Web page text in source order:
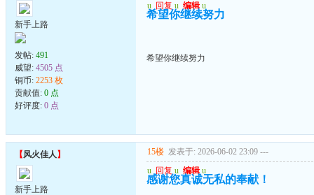
新手上路
发帖: 491
威望: 4505 点
铜币: 2253 枚
贡献值: 0 点
好评度: 0 点
u 回复 u 编辑 u
希望你继续努力
希望你继续努力
【风火佳人 】
新手上路
15楼 发表于: 2026-06-02 23:09 ---
u 回复 u 编辑 u
感谢您真诚无私的奉献！